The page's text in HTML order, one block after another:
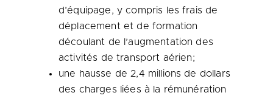
d’équipage, y compris les frais de
déplacement et de formation
découlant de l’augmentation des
activités de transport aérien;
une hausse de 2,4 millions de dollars
des charges liées à la rémunération